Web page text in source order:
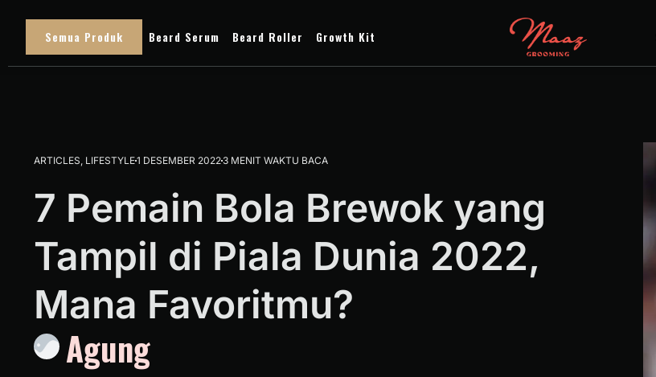
Semua Produk Beard Serum Beard Roller Growth Kit
ARTICLES LIFESTYLE1 DESEMBER 2022 3 MENIT WAKTU BACA
7 Pemain Bola Brewok yang
Tampil di Piala Dunia 2022,
Mana Favoritmu?
Agung